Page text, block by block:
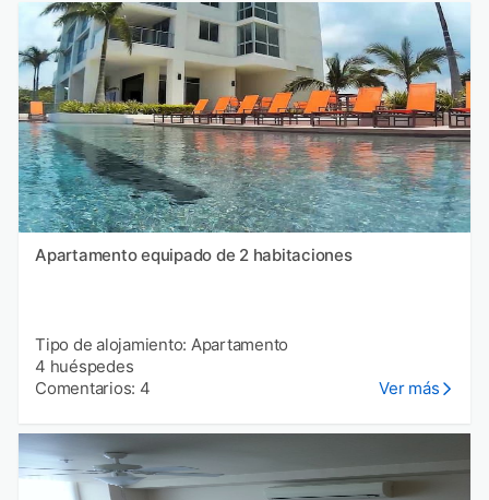
Apartamento equipado de 2 habitaciones
Tipo de alojamiento: Apartamento
4 huéspedes
Comentarios: 4
Ver más